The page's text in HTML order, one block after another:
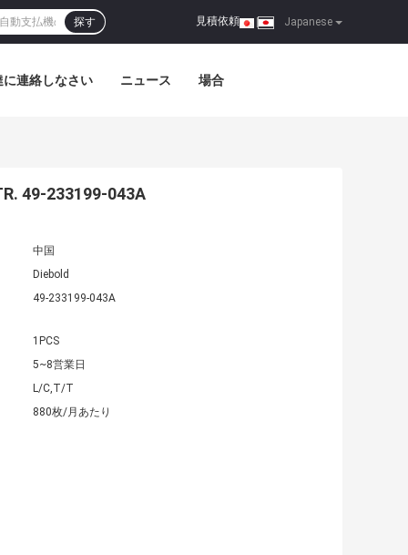
Japanese
見積依頼 |
探す
に連絡しなさい ニュース 場合
49-233199-043A
中国
Diebold
49-233199-043A
1PCS
5~8営業日
L/C,T/T
880枚/月あたり